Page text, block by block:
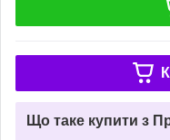
Що таке купити з